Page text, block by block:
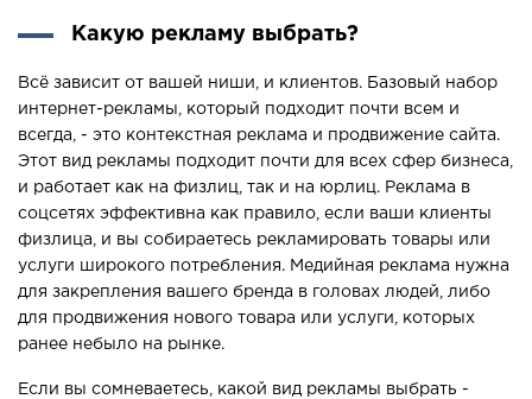
Какую рекламу выбрать?
Всё зависит от вашей ниши, и клиентов. Базовый набор
интернет-рекламы, который подходит почти всем и
всегда, - это контекстная реклама и продвижение сайта.
Этот вид рекламы подходит почти для всех сфер бизнеса,
и работает как на физлиц, так и на юрлиц. Реклама в
соцсетях эффективна как правило, если ваши клиенты
физлица, и вы собираетесь рекламировать товары или
услуги широкого потребления. Медийная реклама нужна
для закрепления вашего бренда в головах людей, либо
для продвижения нового товара или услуги, которых
ранее небыло на рынке.
Если вы сомневаетесь, какой вид рекламы выбрать -